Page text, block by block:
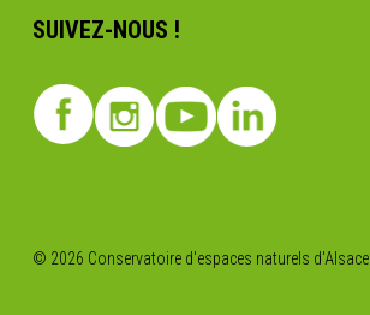
SUIVEZ-NOUS !
© 2026 Conservatoire d'espaces naturels d'Alsace.